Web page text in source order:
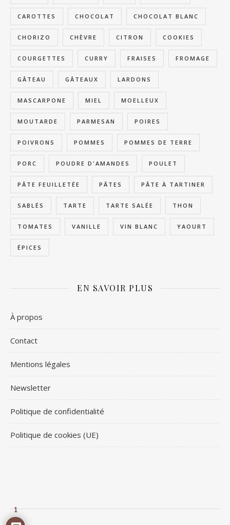
CAROTTES CHOCOLAT CHOCOLAT BLANC
CHORIZO CHÈVRE CITRON COOKIES
COURGETTES CURRY FRAISES FROMAGE
GÂTEAU GÂTEAUX LARDONS
MASCARPONE MIEL MOELLEUX
MOUTARDE PARMESAN POIRES
POIVRONS POMMES POMMES DE TERRE
PORC POUDRE D'AMANDES POULET
PÂTE FEUILLETÉE PÂTES PÂTE À TARTINER
SABLÉS TARTE TARTE SALÉE THON
TOMATES VANILLE VIN BLANC YAOURT
ÉPICES
EN SAVOIR PLUS
À propos
Contact
Mentions légales
Newsletter
Politique de confidentialité
Politique de cookies (UE)
1